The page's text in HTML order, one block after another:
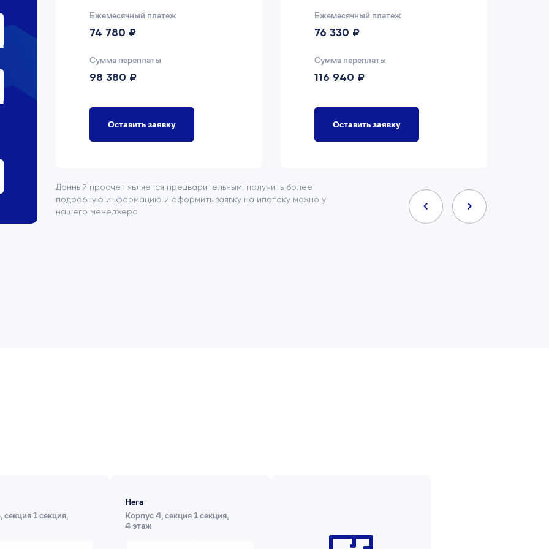
Ежемесячный платеж
74 780 ₽
Сумма переплаты
98 380 ₽
Оставить заявку
Ежемесячный платеж
76 330 ₽
Сумма переплаты
116 940 ₽
Оставить заявку
Данный просчет является предварительным, получить более
подробную информацию и оформить заявку на ипотеку можно у
нашего менеджера
секция 1 секция,
Нега
Корпус 4, секция 1 секция,
4 этаж